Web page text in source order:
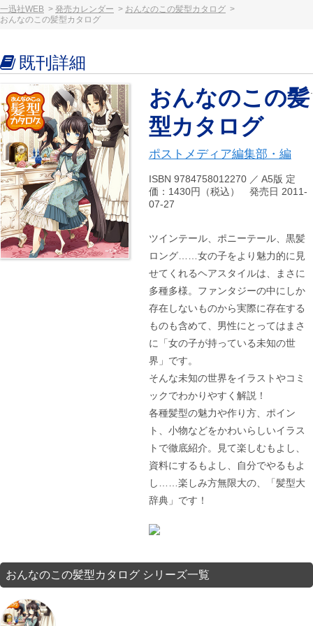
一迅社WEB 発売カレンダー
おんなのこの髪型カタログ
おんなのこの髪型カタログ
既刊詳細
おんなのこの髪
型カタログ
ポストメディア編集部・編
ISBN 9784758012270 ／ A5版 定
価：1430円（税込） 発売日 2011-
07-27
ツインテール、ポニーテール、黒髪
ロング……女の子をより魅力的に見
せてくれるヘアスタイルは、まさに
多種多様。ファンタジーの中にしか
存在しないものから実際に存在する
ものも含めて、男性にとってはまさ
に「女の子が持っている未知の世
界」です。
そんな未知の世界をイラストやコミ
ックでわかりやすく解説！
各種髪型の魅力や作り方、ポイン
ト、小物などをかわいらしいイラス
トで徹底紹介。見て楽しむもよし、
資料にするもよし、自分でやるもよ
し……楽しみ方無限大の、「髪型大
辞典」です！
おんなのこの髪型カタログ シリーズ一覧